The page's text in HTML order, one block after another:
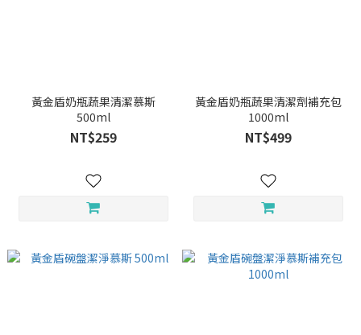
黃金盾奶瓶蔬果清潔慕斯
500ml
NT$259
黃金盾奶瓶蔬果清潔劑補充包
1000ml
NT$499